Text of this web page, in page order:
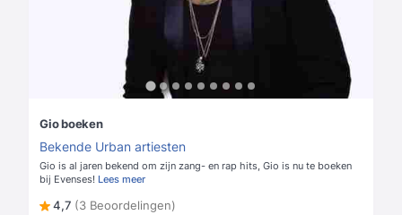
Gio boeken
Bekende Urban artiesten
Gio is al jaren bekend om zijn zang- en rap hits, Gio is nu te boeken
bij Evenses! Lees meer
4,7 (3 Beoordelingen)